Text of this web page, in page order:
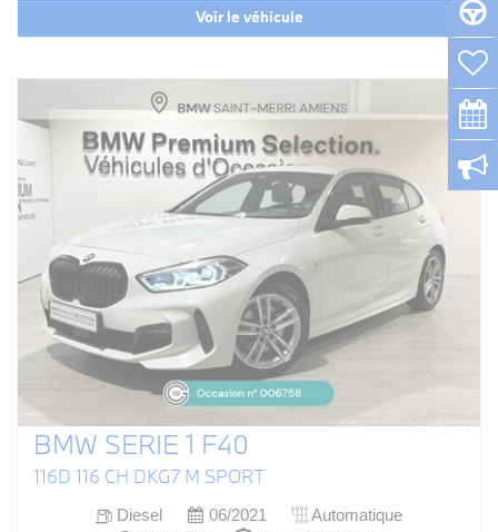
Voir le véhicule
BMW SERIE 1 F40
116D 116 CH DKG7 M SPORT
Diesel 06/2021
Automatique